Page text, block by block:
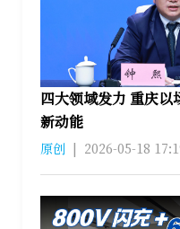
四大领域发力 重庆以
新动能
原创 | 2026-05-18